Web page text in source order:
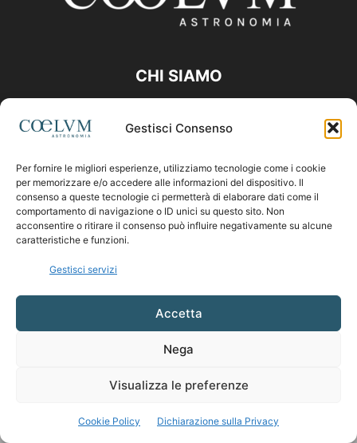
Gestisci Consenso
Per fornire le migliori esperienze, utilizziamo tecnologie come i cookie
per memorizzare e/o accedere alle informazioni del dispositivo. Il
consenso a queste tecnologie ci permetterà di elaborare dati come il
comportamento di navigazione o ID unici su questo sito. Non
acconsentire o ritirare il consenso può influire negativamente su alcune
caratteristiche e funzioni.
Gestisci servizi
Accetta
Nega
Visualizza le preferenze
Cookie Policy Dichiarazione sulla Privacy
CHI SIAMO
Contattaci:coelumastro@coelum.com
SEGUICI